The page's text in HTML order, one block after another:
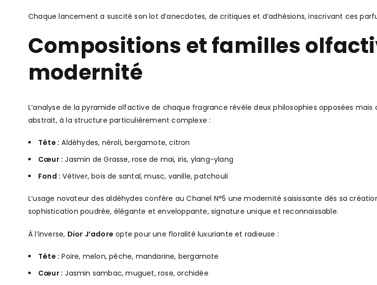
Chaque lancement a suscité son lot d’anecdotes, de critiques et d’adhésions, inscrivant ces
Compositions et familles
modernité
L’analyse de la pyramide olfactive de chaque fragrance révèle deux philosophies opposées
abstrait, à la structure particulièrement complexe :
Tête : Aldéhydes, néroli, bergamote, citron
Cœur : Jasmin de Grasse, rose de mai, iris, ylang-ylang
Fond : Vétiver, bois de santal, musc, vanille, patchouli
L’usage novateur des aldéhydes confère au Chanel N°5 une modernité saisissante dès sa
sophistication poudrée, élégante et enveloppante, signature unique et reconnaissable.
À l’inverse, Dior J’adore opte pour une floralité luxuriante et radieuse :
Tête : Poire, melon, pêche, mandarine, bergamote
Cœur : Jasmin sambac, muguet, rose, orchidée